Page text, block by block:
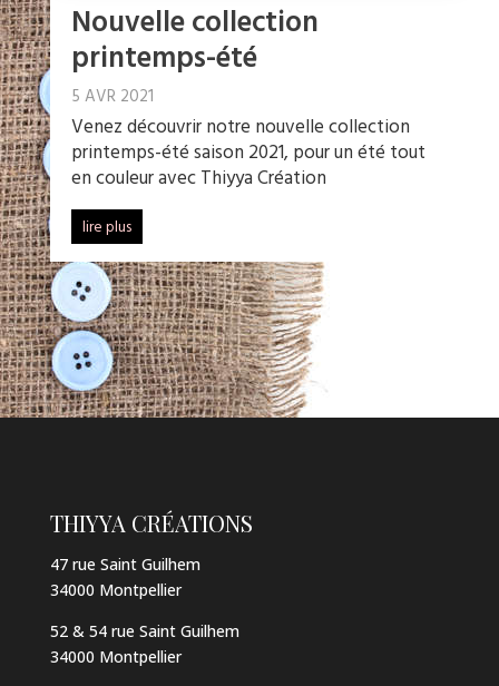
Nouvelle collection
printemps-été
5 AVR 2021
Venez découvrir notre nouvelle collection
printemps-été saison 2021, pour un été tout
en couleur avec Thiyya Création
lire plus
THIYYA CRÉATIONS
47 rue Saint Guilhem
34000 Montpellier
52 & 54 rue Saint Guilhem
34000 Montpellier